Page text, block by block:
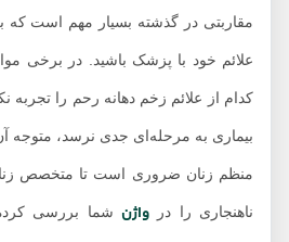
مقاربتی در گذشته بسیار مهم است که به
علائم خود با پزشک باشید. در برخی موارد
کدام از علائم زخم دهانه رحم را تجربه
بیماری به مرحله‌ای جدی نرسد، متوجه آن
منظم زنان ضروری است تا متخصص زنان و
ناهنجاری را درواژن شما بررسی کرده و از